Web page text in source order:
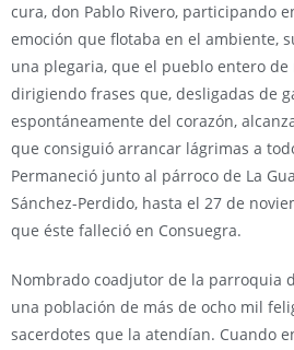
cura, don Pablo Rivero, participando
emoción que flotaba en el ambiente,
una plegaria, que el pueblo entero
dirigiendo frases que, desligadas de
espontáneamente del corazón,
que consiguió arrancar lágrimas a
Permaneció junto al párroco de La
Sánchez-Perdido, hasta el 27 de
que éste falleció en Consuegra.
Nombrado coadjutor de la parroquia
una población de más de ocho mil
sacerdotes que la atendían. Cuando